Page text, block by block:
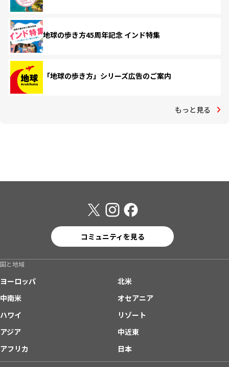
地球の歩き方45周年記念 インド特集
「地球の歩き方」シリーズ広告のご案内
もっと見る
コミュニティを見る
国と地域
ヨーロッパ
北米
中南米
オセアニア
ハワイ
リゾート
アジア
中近東
アフリカ
日本